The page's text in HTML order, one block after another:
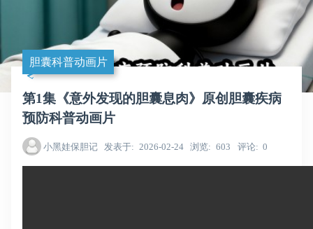
胆囊科普动画片
第1集《意外发现的胆囊息肉》原创胆囊疾病
预防科普动画片
小黑娃保胆记 发表于 2026-02-24 浏览 603 评论 0